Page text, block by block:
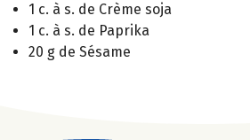
1 c. à s. de Crème soja
1 c. à s. de Paprika
20 g de Sésame